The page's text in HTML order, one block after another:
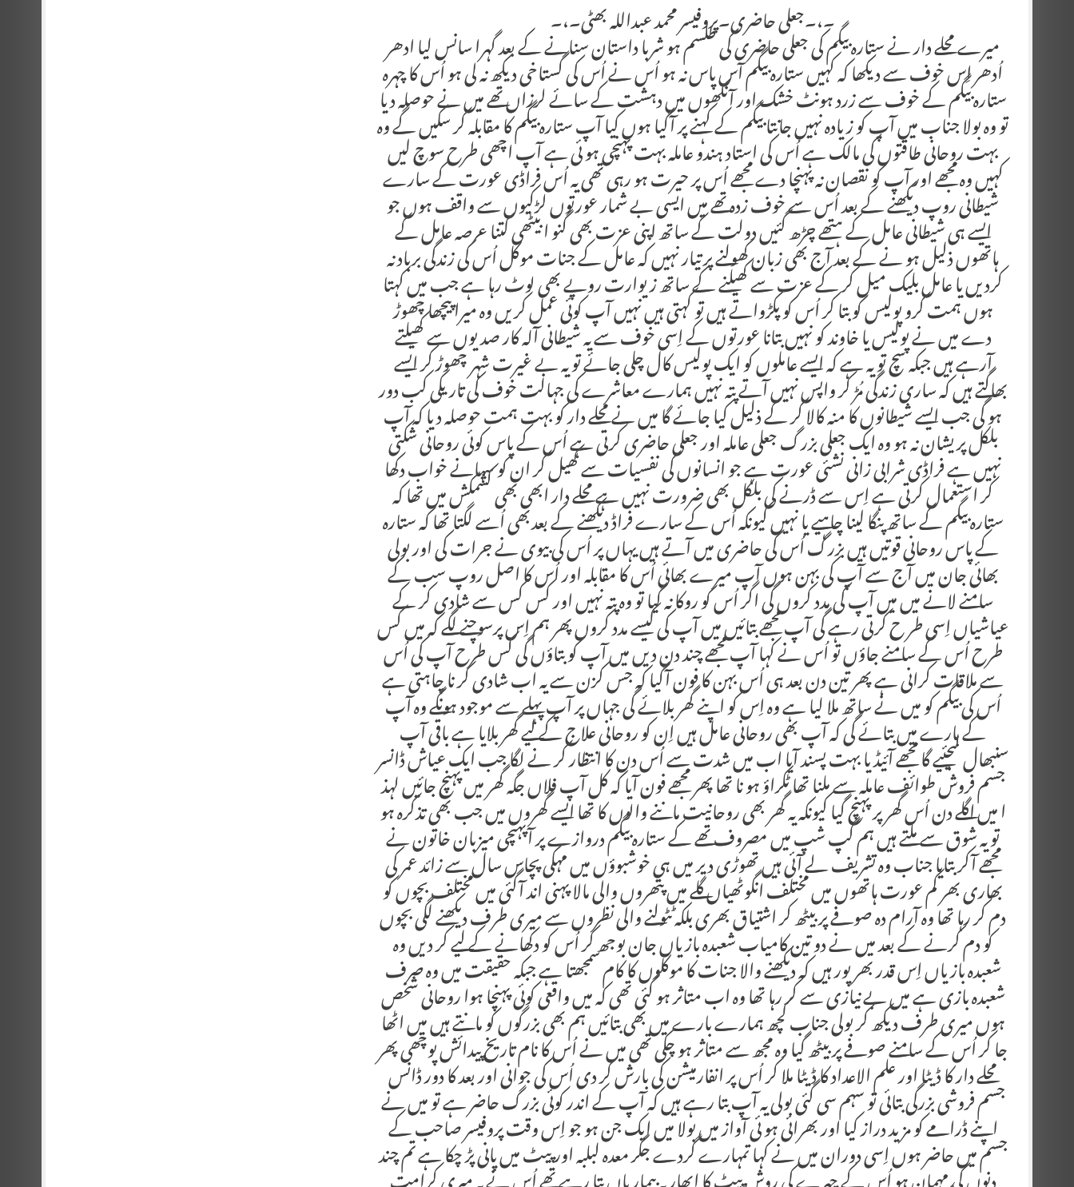
۔،۔جعلی حاضری۔پروفیسر محمد عبداللہ بھٹی۔،۔
میرے محلے دار نے ستارہ بیگم کی جعلی حاضری کی طلسم ہو شربا داستان سنانے کے بعد گہرا سانس لیا ادھر
اُدھر اِس خوف سے دیکھا کہ کہیں ستارہ بیگم آس پاس نہ ہو اُس نے اُس کی گستاخی دیکھ نہ لی ہو اُس کا چہرہ
ستارہ بیگم کے خوف سے زرد ہونٹ خشک اور آنکھوں میں دہشت کے سائے لرزاں تھے میں نے حوصلہ دیا
تو وہ بولا جناب میں آپ کو زیادہ نہیں جانتا بیگم کے کہنے پر آگیا ہوں کیا آپ ستارہ بیگم کا مقابلہ کر سکیں گے وہ
بہت روحانی طاقتوں کی مالک ہے اُس کی استاد ہندو عاملہ بہت پہنچی ہو ئی ہے آپ اچھی طرح سوچ لیں
کہیں وہ مجھے اور آپ کو نقصان نہ پہنچا دے مجھے اُس پر حیرت ہو رہی تھی یہ اُس فراڈی عورت کے سارے
شیطانی روپ دیکھنے کے بعد اُس سے خوف زدہ تھے میں ایسی بے شمار عورتوں لڑکیوں سے واقف ہوں جو
ایسے ہی شیطانی عامل کے ہتھے چڑھ گئیں دولت کے ساتھ اپنی عزت بھی گنو ا بیٹھی کتنا عرصہ عامل کے
ہاتھوں ذلیل ہو نے کے بعد آج بھی زبان کھولنے پر تیار نہیں کہ عامل کے جنات موکل اُس کی زندگی برباد نہ
کردیں یا عامل بلیک میل کر کے عزت سے کھیلنے کے ساتھ زیوارت روپے بھی لوٹ رہا ہے جب میں کہتا
ہوں ہمت کرو پولیس کو بتا کر اُس کو پکڑواتے ہیں تو کہتی ہیں نہیں آپ کوئی عمل کریں وہ میرا پیچھا چھوڑ
دے میں نے پولیس یا خاوند کو نہیں بتانا عورتوں کے اِسی خوف سے یہ شیطانی آلہ کار صدیوں سے کھیلتے
آرہے ہیں جبکہ سچ تو یہ ہے کہ ایسے عاملوں کو ایک پولیس کال چلی جائے تو یہ بے غیرت شہر چھوڑ کر ایسے
بھاگتے ہیں کہ ساری زندگی مُڑ کر واپس نہیں آتے پتہ نہیں ہمارے معاشرے کی جہالت خوف کی تاریکی کب دور
ہو گی جب ایسے شیطانوں کا منہ کالا کر کے ذلیل کیا جائے گا میں نے محلے دار کو بہت ہمت حوصلہ دیا کہ آپ
بلکل پریشان نہ ہو وہ ایک جعلی بزرگ جعلی عاملہ اور جعلی حاضری کرتی ہے اُس کے پاس کوئی روحانی شکتی
نہیں ہے فراڈی شرابی زانی نشئی عورت ہے جو انسانوں کی نفسیات سے کھیل کر ان کو سہانے خواب دکھا
کر استعمال کرتی ہے اِس سے ڈرنے کی بلکل بھی ضرورت نہیں ہے محلے دار ابھی بھی کشمکش میں تھا کہ
ستارہ بیگم کے ساتھ پنگا لینا چاہیے یا نہیں کیونکہ اُس کے سارے فراڈ دیکھنے کے بعدبھی اُسے لگتا تھا کہ ستارہ
کے پاس روحانی قوتیں ہیں بزرگ اُس کی حاضری میں آتے ہیں یہاں پر اُس کی بیوی نے جرات کی اور بولی
بھائی جان میں آج سے آپ کی بہن ہوں آپ میرے بھائی اُس کا مقابلہ اور اُس کا اصل روپ سب کے
سامنے لانے میں میں آپ کی مدد کروں گی اگر اُس کو روکا نہ گیا تو وہ پتہ نہیں اور کس کس سے شادی کر کے
عیاشیاں اِسی طر ح کرتی رہے گی آپ مجھے بتائیں میں آپ کی کیسے مدد کروں پھر ہم اِس پرسوچنے لگے کہ میں کس
طرح اُس کے سامنے جاؤں تو اُس نے کہا آپ مجھے چند دن دیں میں آپ کو بتاؤں گی کس طرح آپ کی اُس
سے ملاقات کرانی ہے پھر تین دن بعد ہی اُس بہن کا فون آگیا کہ جس کزن سے یہ اب شادی کر نا چاہتی ہے
اُس کی بیگم کو میں نے ساتھ ملا لیا ہے وہ اِس کو اپنے گھر بلائے گی جہاں پر آپ پہلے سے موجود ہونگے وہ آپ
کے بارے میں بتائے گی کہ آپ بھی روحانی عامل ہیں اِن کو روحانی علاج کے لیے گھر بلایا ہے باقی آپ
سنبھال لیجئیے گا مجھے آئیڈیا بہت پسند آیا اب میں شدت سے اُس دن کا انتظار کر نے لگا جب ایک عیاش ڈانسر
جسم فروش طوائف عاملہ سے ملنا تھا ٹکراؤ ہو نا تھا پھر مجھے فون آیا کہ کل آپ فلاں جگہ گھر میں پہنچ جائیں لہذ
ا میں اگلے دن اُس گھر پر پہنچ گیا کیونکہ یہ گھر بھی روحانیت ماننے والوں کا تھا ایسے گھروں میں جب بھی تذکرہ ہو
تو یہ شوق سے ملتے ہیں ہم گپ شپ میں مصروف تھے کے ستارہ بیگم دروازے پر آپہنچی میزبان خاتون نے
مجھے آکر بتایا جناب وہ تشریف لے آئی ہیں تھوڑی دیر میں ہی خوشبوؤں میں مہکی پچاس سال سے زائد عمر کی
بھاری بھر کم عورت ہاتھوں میں مختلف انگوٹھیاں گلے میں پتھروں والی مالا پہنی اند آگئی میں مختلف بچوں کو
دم کر رہا تھا وہ آرام دہ صوفے پر بیٹھ کر اشتیاق بھری بلکہ ٹٹولنے والی نظروں سے میری طرف دیکھنے لگی بچوں
کو دم کرنے کے بعد میں نے دو تین کامیاب شعبدہ بازیاں جان بوجھ کر اُس کو دکھانے کے لیے کر دیں وہ
شعبدہ بازیاں اِس قدر بھر پور ہیں کہ دیکھنے والا جنات کا موکلوں کا کام سمجھتا ہے جبکہ حقیقت میں وہ صرف
شعبدہ بازی ہے میں بے نیازی سے کر رہا تھا وہ اب متاثر ہو گئی تھی کہ میں واقعی کوئی پہنچا ہوا روحانی شخص
ہوں میری طرف دیکھ کر بولی جناب کچھ ہمارے بارے میں بھی بتائیں ہم بھی بزرگوں کو مانتے ہیں میں اٹھا
جا کر اُس کے سامنے صوفے پر بیٹھ گیا وہ مجھ سے متاثر ہو چکی تھی میں نے اُس کا نام تاریخ پیدائش پوچھی پھر
محلے دار کا ڈیٹا اور علم الاعداد کا ڈیٹا ملا کر اُس پر انفارمیشن کی بارش کر دی اُس کی جوانی اور بعد کا دور ڈانس
جسم فروشی بزرگی بتائی تو سہم سی گئی بولی یہ آپ بتا رہے ہیں کہ آپ کے اندر کوئی بزرگ حاضر ہے تو میں نے
اپنے ڈرامے کو مزید دراز کیا اور بھرائی ہو ئی آواز میں بولا میں ایک جن ہو جو اِس وقت پروفیسر صاحب کے
جسم میں حاضر ہوں اِسی دوران میں نے کہا تمہارے گردے جگر معدہ لبلبہ اور پیٹ میں پانی پڑ چکا ہے تم چند